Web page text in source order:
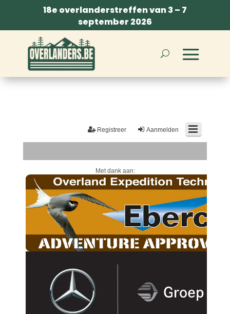
18e overlanderstreffen van 3 – 7
september 2026